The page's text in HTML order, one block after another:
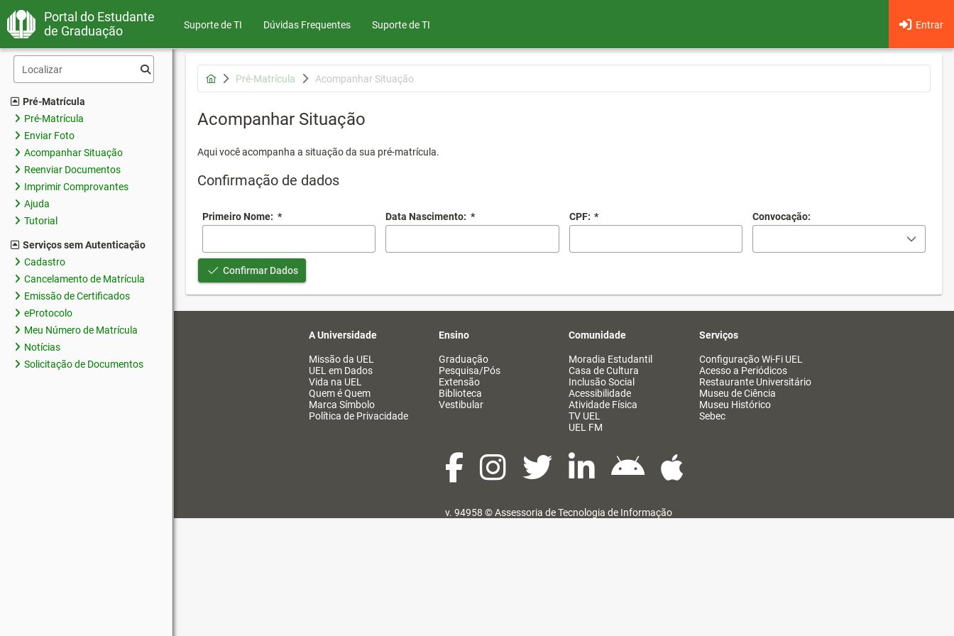
Portal do Estudante
de Graduação
Suporte de TI Dúvidas Frequentes Entrar
Suporte de TI
Pré-Matrícula
Pré-Matrícula
Enviar Foto
Acompanhar Situação
Reenviar Documentos
Imprimir Comprovantes
Ajuda
Tutorial
Serviços sem Autenticação
Cadastro
Cancelamento de Matrícula
Emissão de Certificados
eProtocolo
Meu Número de Matrícula
Notícias
Solicitação de Documentos
Pré-Matrícula Acompanhar Situação
Acompanhar Situação
Aqui você acompanha a situação da sua pré-matrícula.
Confirmação de dados
Primeiro Nome: * Data Nascimento: * CPF: * Convocação:
Confirmar Dados
A Universidade
Missão da UEL
UEL em Dados
Vida na UEL
Quem é Quem
Marca Símbolo
Política de Privacidade
Ensino
Graduação
Pesquisa/Pós
Extensão
Biblioteca
Vestibular
Comunidade
Moradia Estudantil
Casa de Cultura
Inclusão Social
Acessibilidade
Atividade Física
TV UEL
UEL FM
Serviços
Configuração Wi-Fi UEL
Acesso a Periódicos
Restaurante Universitário
Museu de Ciência
Museu Histórico
Sebec
v. 94958 ©Assessoria de Tecnologia de Informação